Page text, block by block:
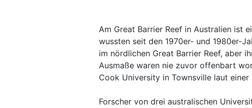
Am Great Barrier Reef in Australien ist
wussten seit den 1970er- und 1980er-
im nördlichen Great Barrier Reef, aber
Ausmaße waren nie zuvor offenbart
Cook University in Townsville laut einer
Forscher von drei australischen